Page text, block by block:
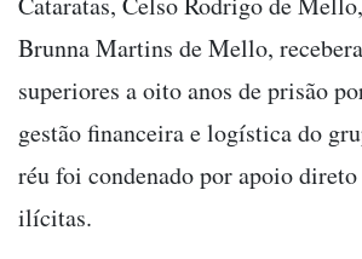
Brunna Martins de Mello,
superiores a oito anos de prisão
gestão financeira e logística do
réu foi condenado por apoio
ilícitas.